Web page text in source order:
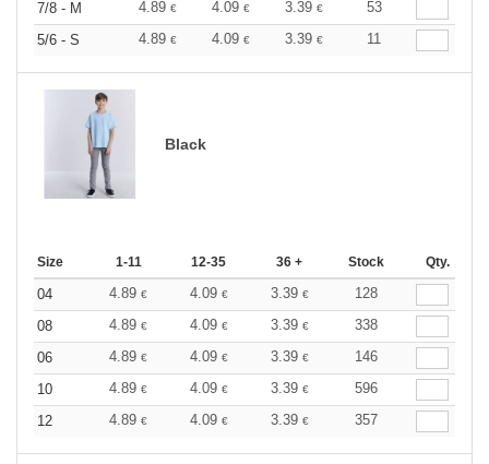
7/8 - M
4.89 € 4.09 € 3.39 €
53
5/6 - S
4.89 € 4.09 € 3.39 € 11
Black
Size 1-11 12-35 36 + Stock Qty.
04 4.89 € 4.09 € 3.39 €
128
08
4.89 € 4.09 € 3.39 €
338
06
4.89 € 4.09 € 3.39 €
146
10
4.89 € 4.09 € 3.39 €
596
12
4.89 € 4.09 € 3.39 € 357